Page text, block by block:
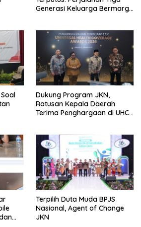
Generasi Keluarga Bermarga
1936
Dukung Program JKN,
Ratusan Kepala Daerah
Terima Penghargaan di UHC
Terpilih Duta Muda BPJS
Nasional, Agent of Change
JKN